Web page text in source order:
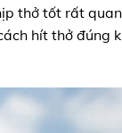
thở tốt rất
hít thở đúng